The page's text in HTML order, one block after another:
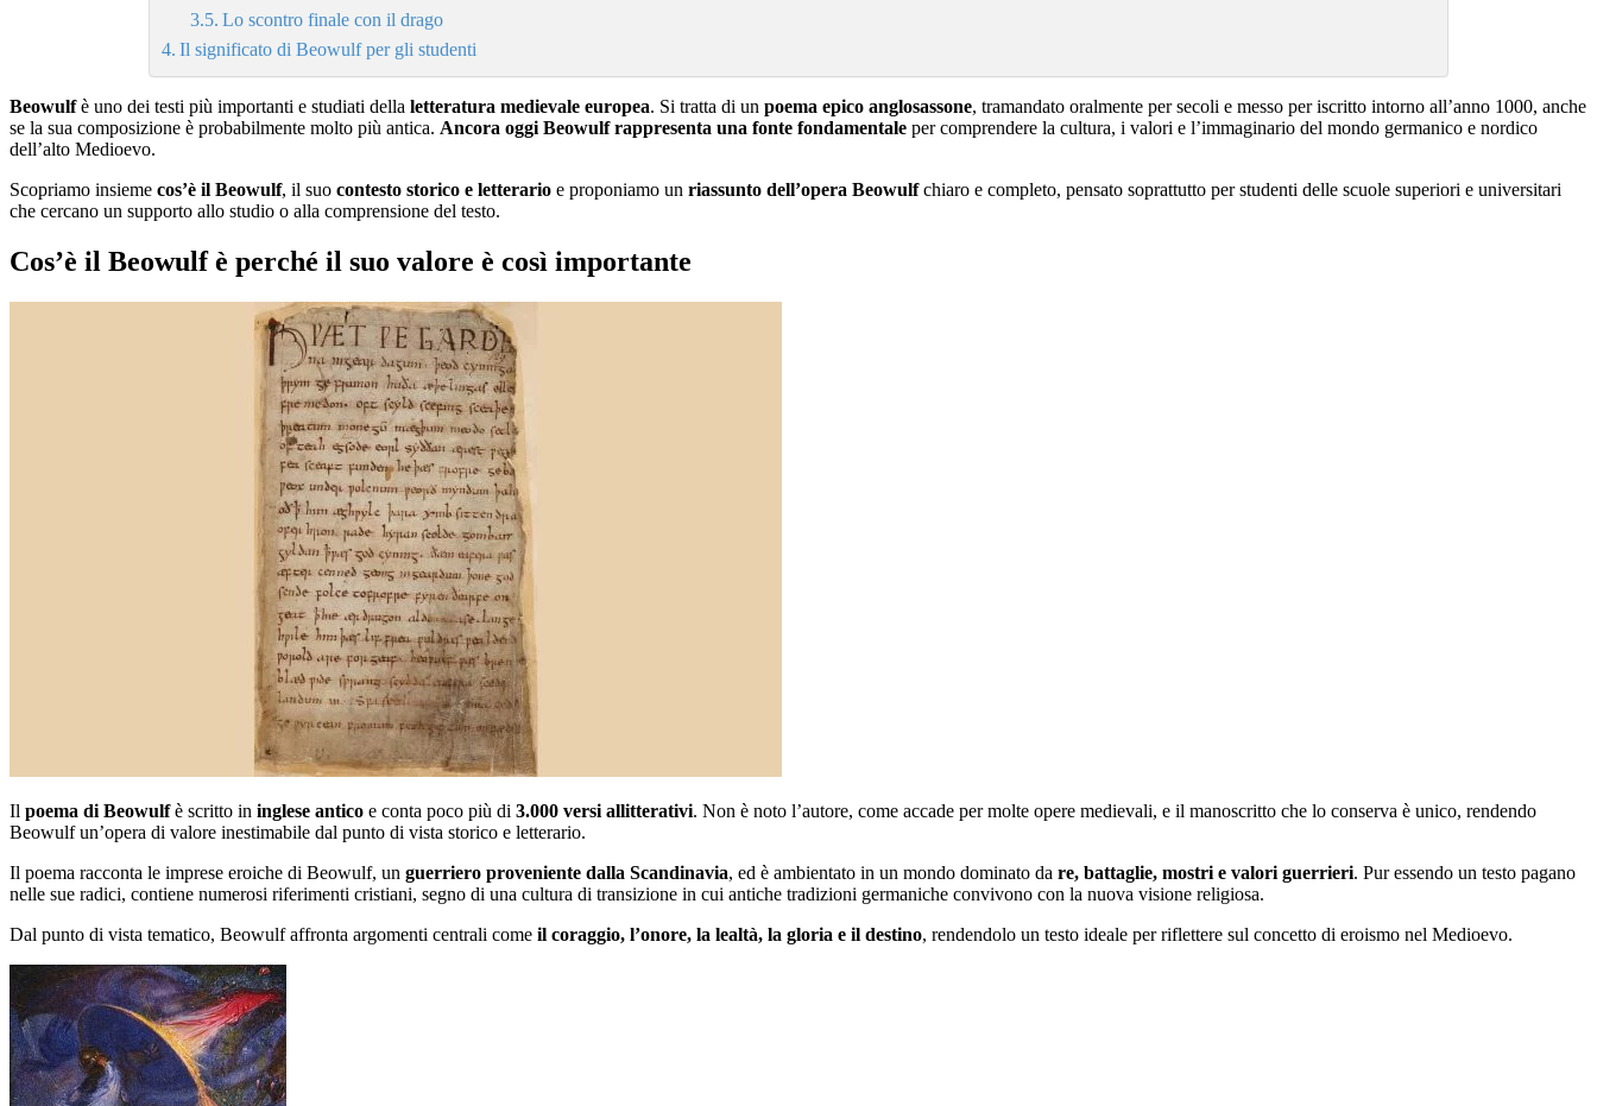
Lo scontro finale con il drago
Il significato di Beowulf per gli studenti
Beowulfè uno dei testi più importanti e studiati della letteratura medievale europea. Si tratta di un poema epico anglosassone, tramandato oralmente per secoli e messo per iscritto intorno all’anno 1000, anche
se la sua composizione è probabilmente molto più antica. Ancora oggi Beowulf rappresenta una fonte fondamentale per comprendere la cultura, i valori e l’immaginario del mondo germanico e nordico
dell’alto Medioevo.
Scopriamo insieme cos’è il Beowulf, il suo contesto storico e letterario e proponiamo un riassunto dell’opera Beowulfchiaro e completo, pensato soprattutto per studenti delle scuole superiori e universitari
che cercano un supporto allo studio o alla comprensione del testo.
Cos’è il Beowulf è perché il suo valore è così importante
Il poema di Beowulfè scritto in inglese antico e conta poco più di 3.000 versi allitterativi. Non è noto l’autore, come accade per molte opere medievali, e il manoscritto che lo conserva è unico, rendendo
Beowulf un’opera di valore inestimabile dal punto di vista storico e letterario.
Il poema racconta le imprese eroiche di Beowulf, un guerriero proveniente dalla Scandinavia, ed è ambientato in un mondo dominato da re, battaglie, mostri e valori guerrieri. Pur essendo un testo pagano
nelle sue radici, contiene numerosi riferimenti cristiani, segno di una cultura di transizione in cui antiche tradizioni germaniche convivono con la nuova visione religiosa.
Dal punto di vista tematico, Beowulf affronta argomenti centrali come il coraggio, l’onore, la lealtà, la gloria e il destino, rendendolo un testo ideale per riflettere sul concetto di eroismo nel Medioevo.